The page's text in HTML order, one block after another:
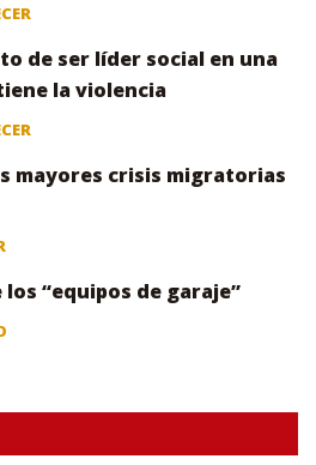
de ser líder social en una
la violencia
mayores crisis migratorias
“equipos de garaje”